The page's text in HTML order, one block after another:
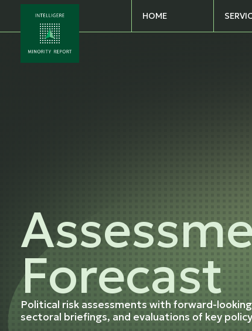
HOME
Forecast
Political risk assessments with forward-
sectoral briefings, and evaluations of key